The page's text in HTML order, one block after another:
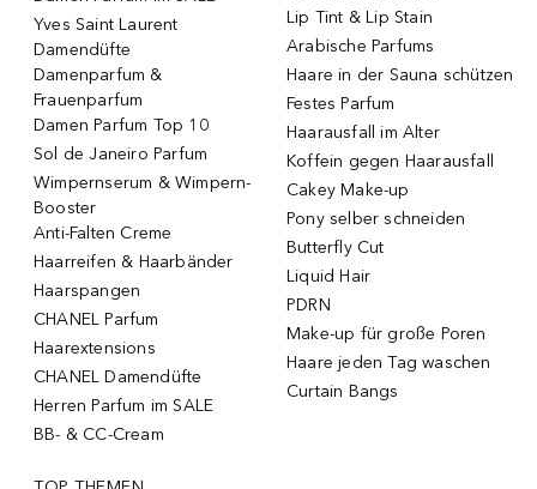
Yves Saint Laurent
Damendüfte
Damenparfum &
Frauenparfum
Damen Parfum Top 10
Sol de Janeiro Parfum
Wimpernserum & Wimpern-
Booster
Anti-Falten Creme
Haarreifen & Haarbänder
Haarspangen
CHANEL Parfum
Haarextensions
CHANEL Damendüfte
Herren Parfum im SALE
BB- & CC-Cream
Lip Tint & Lip Stain
Arabische Parfums
Haare in der Sauna schützen
Festes Parfum
Haarausfall im Alter
Koffein gegen Haarausfall
Cakey Make-up
Pony selber schneiden
Butterfly Cut
Liquid Hair
PDRN
Make-up für große Poren
Haare jeden Tag waschen
Curtain Bangs